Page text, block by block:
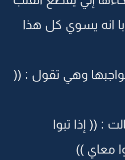
انه يسوي كل هذا
وهي تقول : ((
: (( إذا تبوا
معاي ))